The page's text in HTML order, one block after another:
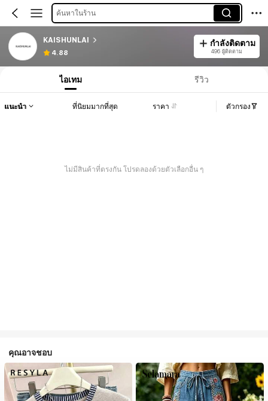
ค้นหาในร้าน
KAISHUNLAI
4.88
กำลังติดตาม
496 ผู้ติดตาม
ไอเทม รีวิว
แนะนำ ที่นิยมมากที่สุด ราคา ตัวกรอง
ไม่มีสินค้าที่ตรงกัน โปรดลองด้วยตัวเลือกอื่น ๆ
คุณอาจชอบ